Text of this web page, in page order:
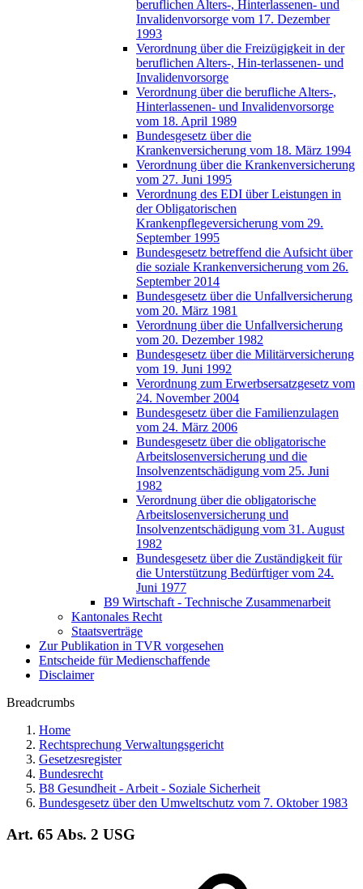
beruflichen Alters-, Hinterlassenen- und
Invalidenvorsorge vom 17. Dezember
1993
Verordnung über die Freizügigkeit in der
beruflichen Alters-, Hin-terlassenen- und
Invalidenvorsorge
Verordnung über die berufliche Alters-,
Hinterlassenen- und Invalidenvorsorge
vom 18. April 1989
Bundesgesetz über die
Krankenversicherung vom 18. März 1994
Verordnung über die Krankenversicherung
vom 27. Juni 1995
Verordnung des EDI über Leistungen in
der Obligatorischen
Krankenpflegeversicherung vom 29.
September 1995
Bundesgesetz betreffend die Aufsicht über
die soziale Krankenversicherung vom 26.
September 2014
Bundesgesetz über die Unfallversicherung
vom 20. März 1981
Verordnung über die Unfallversicherung
vom 20. Dezember 1982
Bundesgesetz über die Militärversicherung
vom 19. Juni 1992
Verordnung zum Erwerbsersatzgesetz vom
24. November 2004
Bundesgesetz über die Familienzulagen
vom 24. März 2006
Bundesgesetz über die obligatorische
Arbeitslosenversicherung und die
Insolvenzentschädigung vom 25. Juni
1982
Verordnung über die obligatorische
Arbeitslosenversicherung und
Insolvenzentschädigung vom 31. August
1982
Bundesgesetz über die Zuständigkeit für
die Unterstützung Bedürftiger vom 24.
Juni 1977
B9 Wirtschaft - Technische Zusammenarbeit
Kantonales Recht
Staatsverträge
Zur Publikation in TVR vorgesehen
Entscheide für Medienschaffende
Disclaimer
Breadcrumbs
Home
Rechtsprechung Verwaltungsgericht
Gesetzesregister
Bundesrecht
B8 Gesundheit - Arbeit - Soziale Sicherheit
Bundesgesetz über den Umweltschutz vom 7. Oktober 1983
Art. 65 Abs. 2 USG